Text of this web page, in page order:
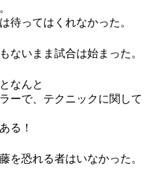
待ってはくれなかった。
ないまま試合は始まった。
なんと
ーで、テクニックに関して
る！
を恐れる者はいなかった。